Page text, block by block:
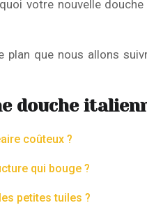
votre nouvelle
que nous allons
douche
coûteux ?
qui bouge ?
petites tuiles ?